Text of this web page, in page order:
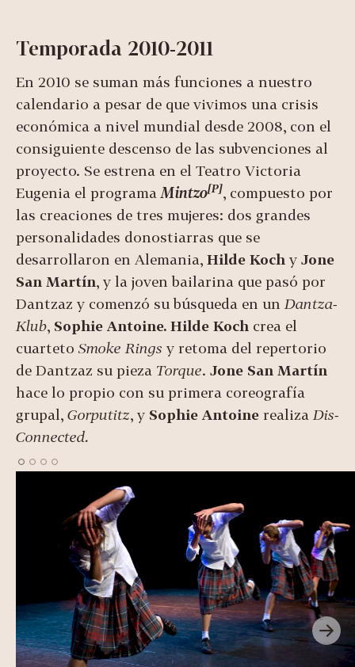
Temporada 2010-2011
En 2010 se suman más funciones a nuestro
calendario a pesar de que vivimos una crisis
económica a nivel mundial desde 2008, con el
consiguiente descenso de las subvenciones al
proyecto. Se estrena en el Teatro Victoria
Eugenia el programa Mintzo[P], compuesto por
las creaciones de tres mujeres: dos grandes
personalidades donostiarras que se
desarrollaron en Alemania, Hilde Koch y Jone
San Martín, y la joven bailarina que pasó por
Dantzaz y comenzó su búsqueda en un Dantza-
Klub, Sophie Antoine. Hilde Koch crea el
cuarteto Smoke Rings y retoma del repertorio
de Dantzaz su pieza Torque. Jone San Martín
hace lo propio con su primera coreografía
grupal, Gorputitz, y Sophie Antoine realiza Dis-
Connected.